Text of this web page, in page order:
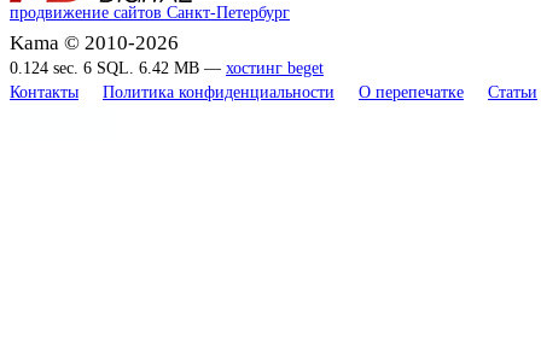
продвижение сайтов Санкт-Петербург
Kama © 2010-2026
0.124 sec. 6 SQL. 6.42 MB — хостинг beget
Контакты
Политика конфиденциальности О перепечатке Статьи